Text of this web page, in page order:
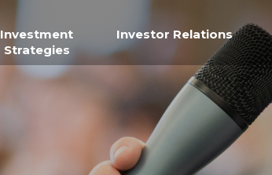
Investor Relations
Investment
Strategies